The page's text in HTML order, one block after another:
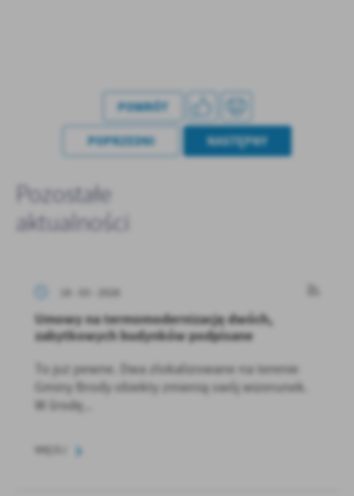
POWRÓT
POPRZEDNI NASTĘPNY
Pozostałe
aktualności
18 - 03 - 2026
Umowy na termomodernizację dwóch,
zabytkowych budynków podpisane
To już pewne. Dwa zlokalizowane na terenie
Gminy Brody obiekty zmienią swój wizerunek.
W środę...